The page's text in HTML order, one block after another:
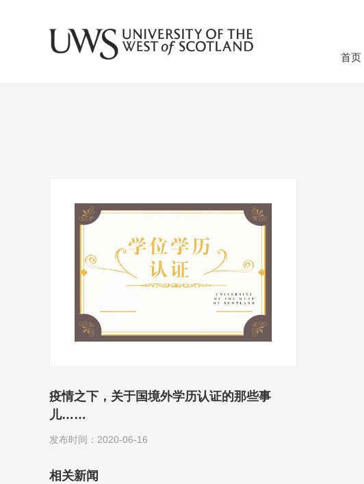
首页
疫情之下，关于国境外学历认证的那些事
儿……
发布时间：2020-06-16
相关新闻